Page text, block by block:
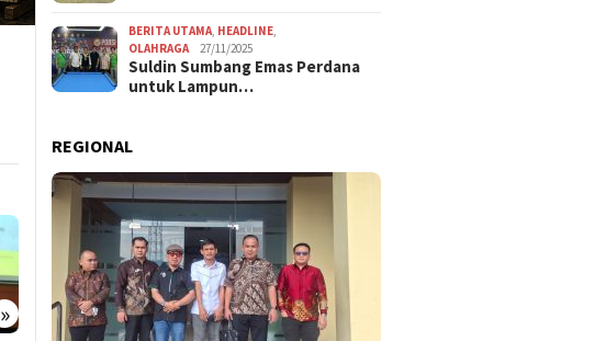
»
BERITA UTAMA HEADLINE
OLAHRAGA
27/11/2025
Suldin Sumbang Emas Perdana
untuk Lampun…
REGIONAL